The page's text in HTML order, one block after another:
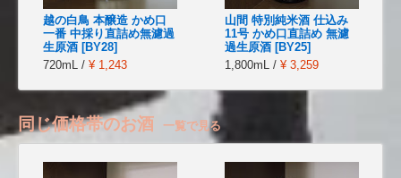
越の白鳥 本醸造 かめ口
一番 中採り直詰め無濾過
生原酒 [BY28]
720mL / ¥ 1,243
山間 特別純米酒 仕込み
11号 かめ口直詰め 無濾
過生原酒 [BY25]
1,800mL / ¥ 3,259
同じ価格帯のお酒 一覧で見る